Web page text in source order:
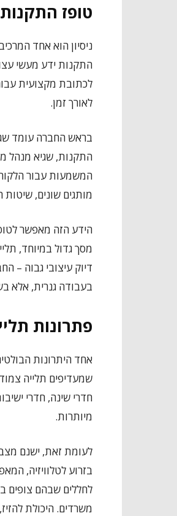
טופז התקנות – מעל 23 שנות
התקנות ידע מעשי
לכתובת מקצועית
לאורך זמן.
בראש החברה עומד
המשמעות עבור
מותגים שונים,
הידע הזה מאפשר
מסך גדול במיוחד,
דיוק עיצובי גבוה –
בעבודה גנרית, אלא
פתרונות
אחד היתרונות
שמעדיפים תלייה
חדרי שינה, חדרי
מיותרות.
לעומת זאת, ישנם
בזרוע לטלוויזיה,
לחללים שבהם צופים
משרדים. היכולת